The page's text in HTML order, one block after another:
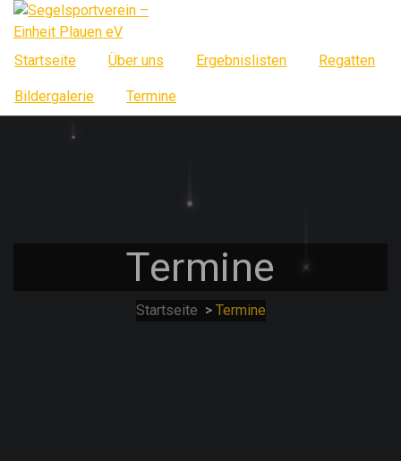
Springe
zum
InhaltStartseite Über uns Ergebnislisten Regatten
Bildergalerie Termine
Termine
Startseite > Termine